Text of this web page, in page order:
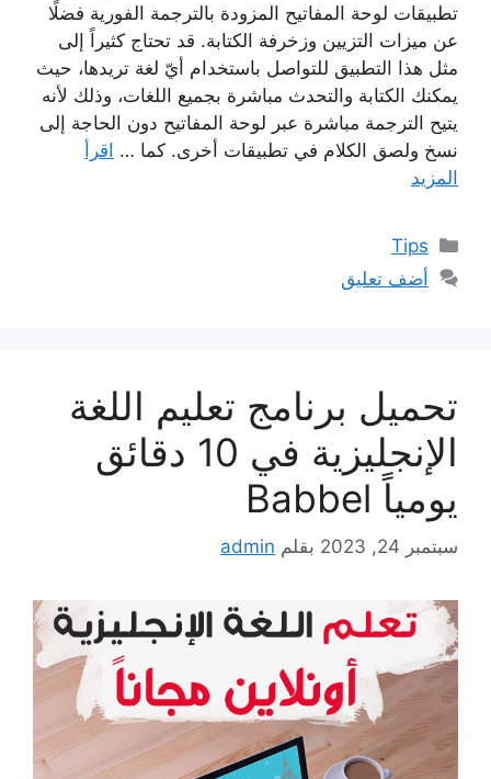
تطبيقات لوحة المفاتيح المزودة بالترجمة الفورية فضلًا
عن ميزات التزيين وزخرفة الكتابة. قد تحتاج كثيراً إلى
مثل هذا التطبيق للتواصل باستخدام أيّ لغة تريدها، حيث
يمكنك الكتابة والتحدث مباشرة بجميع اللغات، وذلك لأنه
يتيح الترجمة مباشرة عبر لوحة المفاتيح دون الحاجة إلى
نسخ ولصق الكلام في تطبيقات أخرى. كما … اقرأ
المزيد
التصنيفات
Tips
أضف تعليق
تحميل برنامج تعليم اللغة
الإنجليزية في 10 دقائق
يومياً Babbel
سبتمبر 24, 2023 بقلم admin